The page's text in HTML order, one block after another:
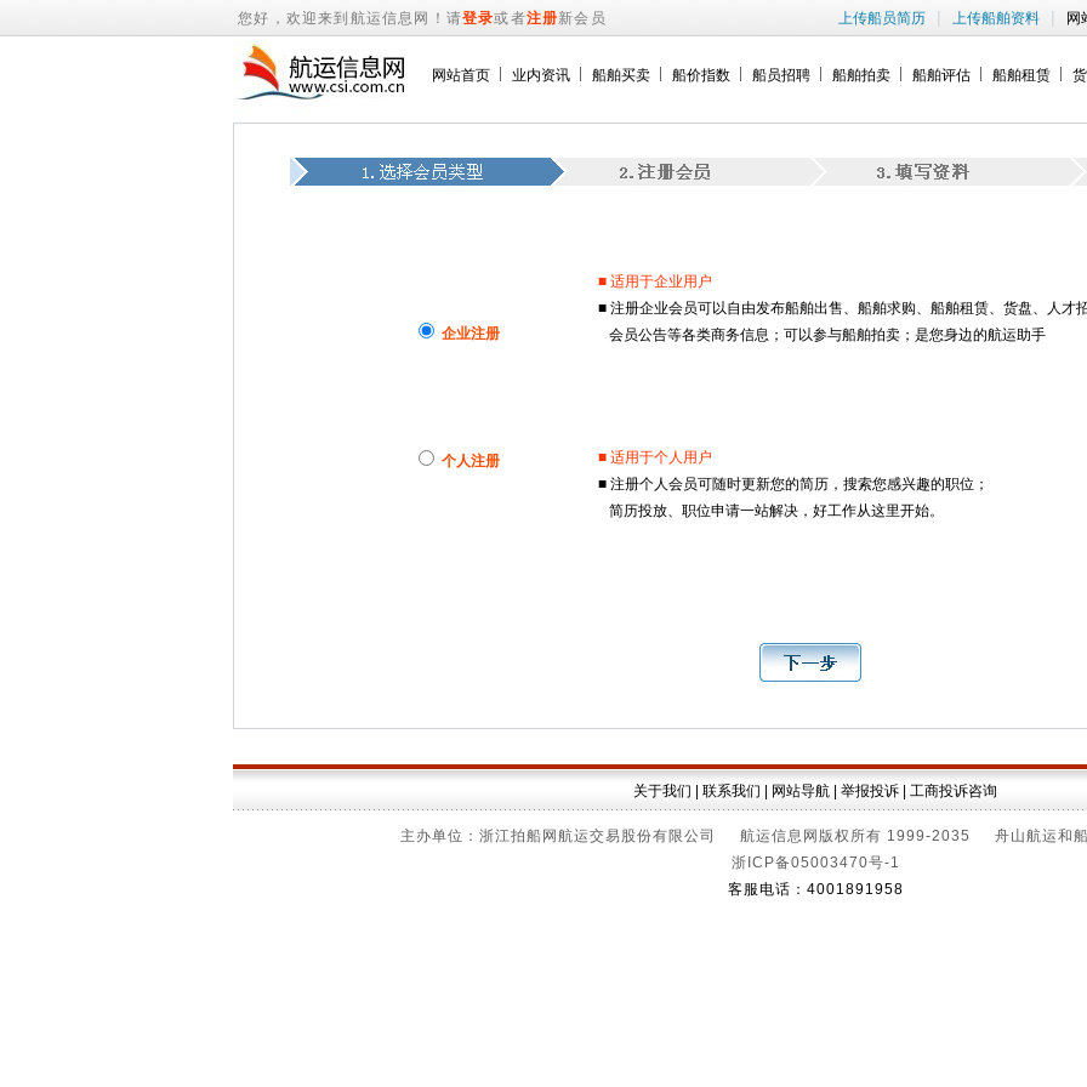
您好，欢迎来到航运信息网！请登录或者注册新会员 上传船员简历 | 上传船舶资料 | 网
网站首页 业内资讯 船舶买卖 船价指数 船员招聘 船舶拍卖 船舶评估 船舶租赁
企业注册
个人注册
■ 适用于企业用户
■ 注册企业会员可以自由发布船舶出售、船舶求购、船舶租赁、货盘、人才招
会员公告等各类商务信息；可以参与船舶拍卖；是您身边的航运助手
■ 适用于个人用户
■ 注册个人会员可随时更新您的简历，搜索您感兴趣的职位；
简历投放、职位申请一站解决，好工作从这里开始。
关于我们 联系我们 网站导航 举报投诉 工商投诉咨询
主办单位：浙江拍船网航运交易股份有限公司 航运信息网版权所有 1999-2035 舟山航运和船
浙ICP备05003470号-1
客服电话：4001891958